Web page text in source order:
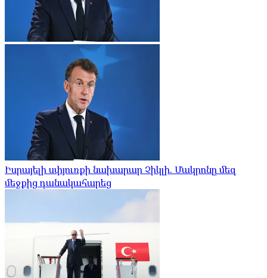
Իսրայելի սփյուռքի նախարար Չիկլի. Մակրոնը մեզ
մեջքից դանակահարեց